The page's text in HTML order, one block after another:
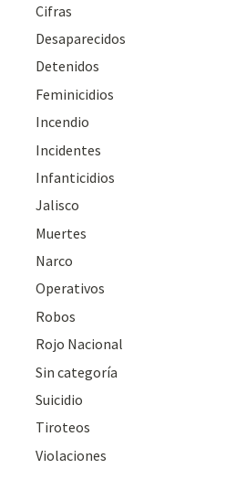
Cifras
Desaparecidos
Detenidos
Feminicidios
Incendio
Incidentes
Infanticidios
Jalisco
Muertes
Narco
Operativos
Robos
Rojo Nacional
Sin categoría
Suicidio
Tiroteos
Violaciones